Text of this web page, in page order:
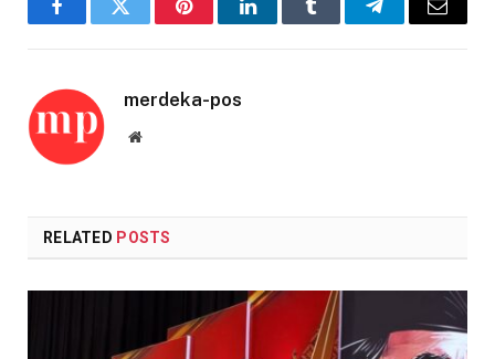
FacebookTwitter PinterestLinkedInTumblr TelegramEmail
merdeka-pos
Website
RELATED POSTS